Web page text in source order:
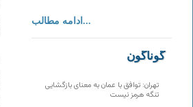
ادامه مطالب...
گوناگون
تهران: توافق با عمان به معنای بازگشایی
تنگه هرمز نیست